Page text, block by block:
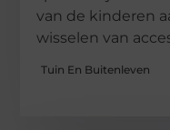
van de kinderen
wisselen van
Tuin En Buitenleven